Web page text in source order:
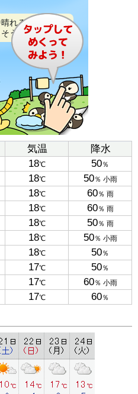
れるでしょう。
うです。
気温
降水
18℃ 50％
18℃ 50％ 小雨
18℃ 60％ 雨
18℃ 60％ 雨
18℃ 50％ 雨
18℃ 50％ 小雨
18℃ 50％
17℃ 50％
17℃ 60％ 小雨
17℃ 60％